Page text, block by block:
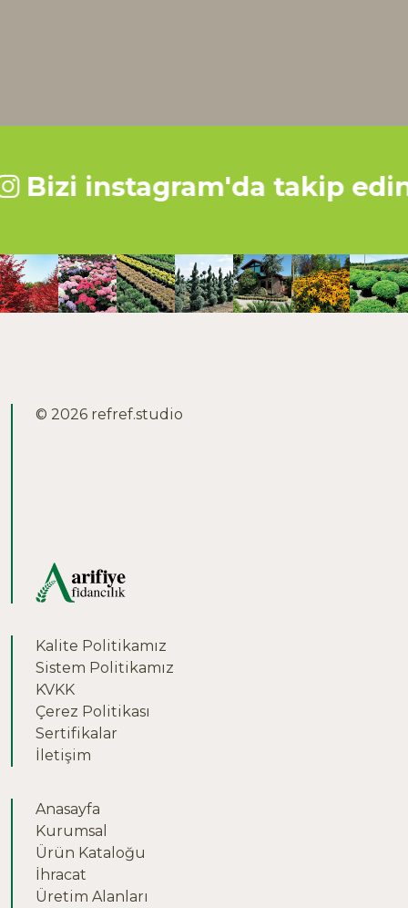
instagram'da takip edin
© 2026 refref.studio
Kalite Politikamız
Sistem Politikamız
KVKK
Çerez Politikası
Sertifikalar
İletişim
Anasayfa
Kurumsal
Ürün Kataloğu
İhracat
Üretim Alanları